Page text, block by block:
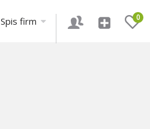
0
Spis firm